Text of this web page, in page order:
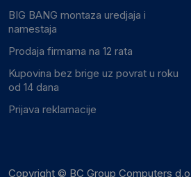
BIG BANG montaza uredjaja i
namestaja
Prodaja firmama na 12 rata
Kupovina bez brige uz povrat u roku
od 14 dana
Prijava reklamacije
Copyright © BC Group Computers